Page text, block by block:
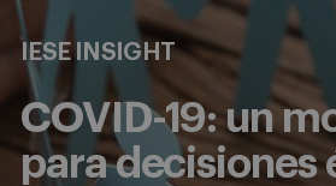
IESE INSIGHT
COVID-19: un
para decisiones